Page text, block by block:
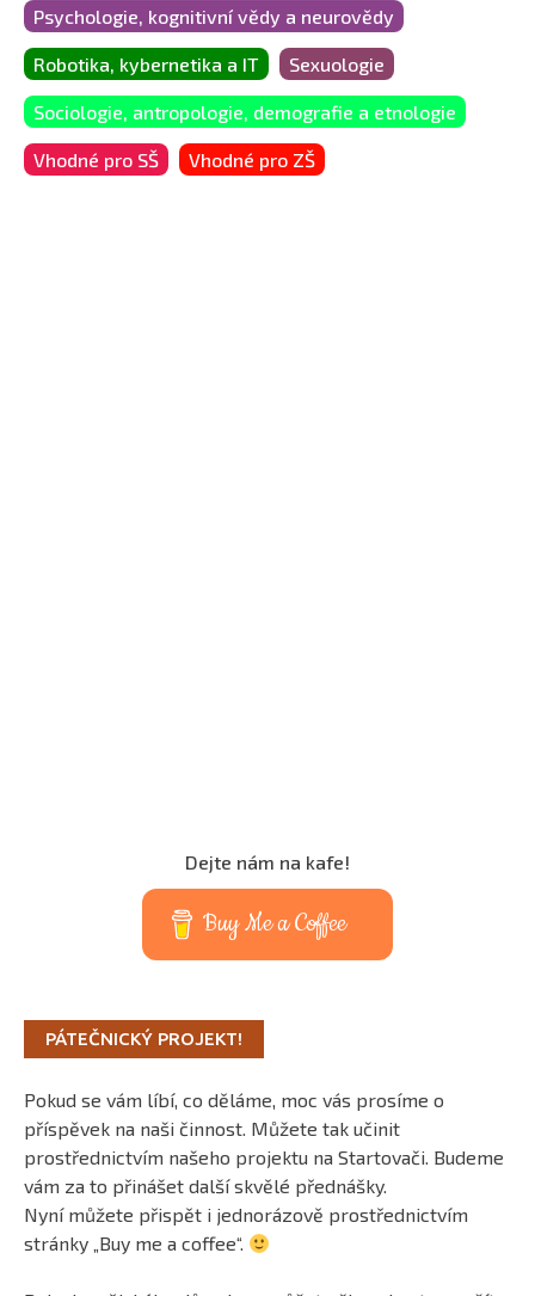
Psychologie, kognitivní vědy a neurovědy
Robotika, kybernetika a IT Sexuologie
Sociologie, antropologie, demografie a etnologie
Vhodné pro SŠ Vhodné pro ZŠ
Dejte nám na kafe!
Buy Me a Coffee
PÁTEČNICKÝ PROJEKT!
Pokud se vám líbí, co děláme, moc vás prosíme o
příspěvek na naši činnost. Můžete tak učinit
prostřednictvím našeho projektu na Startovači. Budeme
vám za to přinášet další skvělé přednášky.
Nyní můžete přispět i jednorázově prostřednictvím
stránky „Buy me a coffee“.